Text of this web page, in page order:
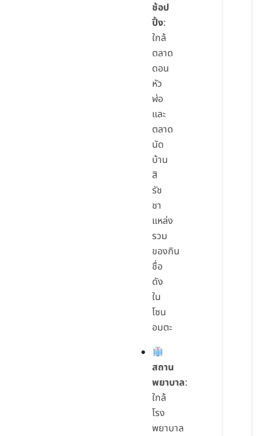
ช้อป
ปิ้ง:
ใกล้
ตลาด
ดอน
หัว
ฬ่อ
และ
ตลาด
นัด
บ้าน
สิ
รัช
ชา
แหล่ง
รวม
ของกิน
ชื่อ
ดัง
ใน
โซน
อมตะ
สถาน
พยาบาล:
ใกล้
โรง
พยาบาล